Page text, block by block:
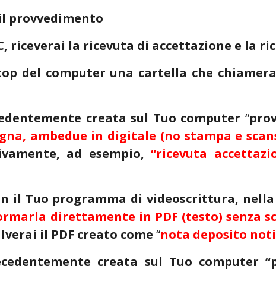
provvedimento
riceverai la ricevuta di accettazione e la
del computer una cartella che
creata sul Tuo computer “
ambedue in digitale (no stampa e
ad esempio,“ricevuta
il Tuo programma di videoscrittura,
direttamente in PDF (testo) senza
il PDF creato come “nota deposito
creata sul Tuo computer